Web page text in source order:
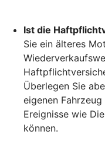
Ist die
Sie ein älteres
Überlegen Sie
eigenen
Ereignisse wie
können.